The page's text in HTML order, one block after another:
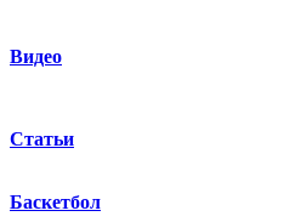
Видео
Статьи
Баскетбол